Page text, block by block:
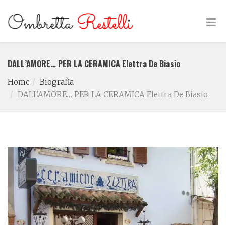
DALL’AMORE… PER LA CERAMICA Elettra De Biasio
Home
Biografia
DALL’AMORE… PER LA CERAMICA Elettra De Biasio